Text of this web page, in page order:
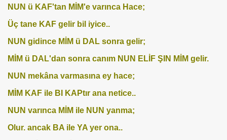
NUN ü KAF'tan MİM'e varınca Hace;
Üç tane KAF gelir bil iyice..
NUN gidince MİM ü DAL sonra gelir;
MİM ü DAL'dan sonra canım NUN ELİF ŞIN MİM gelir.
NUN mekâna varmasına ey hace;
MİM KAF ile BI KAPtır ana netice..
NUN varınca MİM ile NUN yanma;
Olur. ancak BA ile YA yer ona..